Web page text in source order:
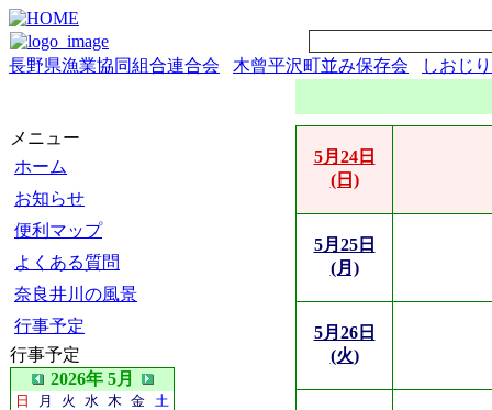
長野県漁業協同組合連合会 木曾平沢町並み保存会 しおじ
メニュー
ホーム
お知らせ
便利マップ
よくある質問
奈良井川の風景
行事予定
行事予定
2026年 5月
日 月 火 水 木 金 土
5月24日
(日)
5月25日
(月)
5月26日
(火)